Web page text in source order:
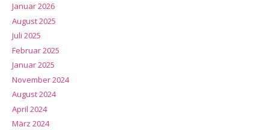
Januar 2026
August 2025
Juli 2025
Februar 2025
Januar 2025
November 2024
August 2024
April 2024
März 2024